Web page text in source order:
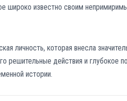
широко известно своим
личность, которая внесла
решительные действия и глубокое
истории.